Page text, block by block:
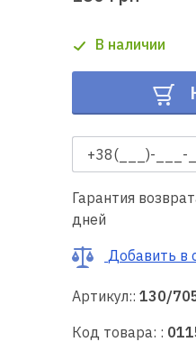
швейной
техники
Полезные
советы
нас
В наличии
Гарантия
дней
Добавить в
Артикул:: 130/
Код товара: :